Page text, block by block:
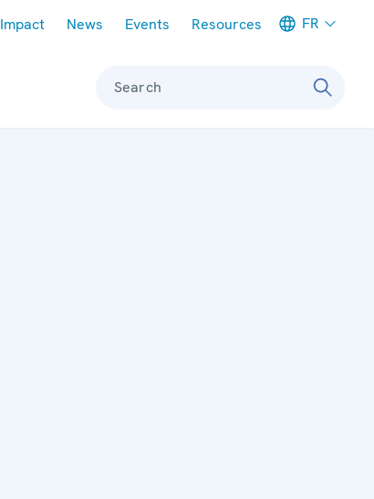
Impact News Events Resources FR
Search